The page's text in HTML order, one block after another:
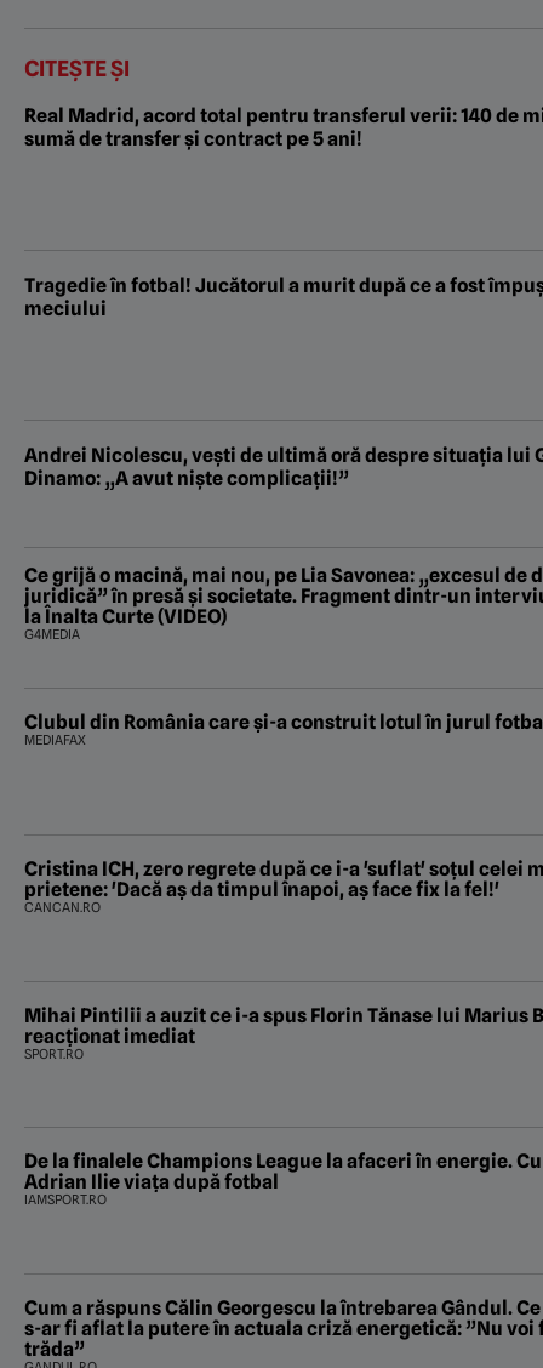
CITEȘTE ȘI
Real Madrid, acord total pentru transferul verii: 140 de
sumă de transfer și contract pe 5 ani!
Tragedie în fotbal! Jucătorul a murit după ce a fost
meciului
Andrei Nicolescu, vești de ultimă oră despre situația lui
Dinamo: „A avut niște complicații!”
Ce grijă o macină, mai nou, pe Lia Savonea: „excesul de
juridică” în presă și societate. Fragment dintr-un
la Înalta Curte (VIDEO)
G4MEDIA
Clubul din România care și-a construit lotul în jurul
MEDIAFAX
Cristina ICH, zero regrete după ce i-a 'suflat' soțul celei
prietene: 'Dacă aș da timpul înapoi, aș face fix la fel!'
CANCAN.RO
Mihai Pintilii a auzit ce i-a spus Florin Tănase lui Marius
reacționat imediat
SPORT.RO
De la finalele Champions League la afaceri în energie.
Adrian Ilie viața după fotbal
IAMSPORT.RO
Cum a răspuns Călin Georgescu la întrebarea Gândul.
s-ar fi aflat la putere în actuala criză energetică: ”Nu voi
trăda”